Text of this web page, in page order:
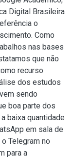
Digital Brasileira
o
Como
nas bases
que não
recurso
dos estudos
sendo
boa parte dos
baixa quantidade
em sala de
Telegram no
para a